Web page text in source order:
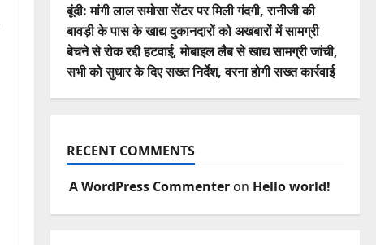
बूंदी: मांगी लाल समोसा सेंटर पर मिली गंदगी, रानीजी की
बावड़ी के पास के खाद्य दुकानदारों को अखबारों में सामग्री
बेचने से रोक रद्दी हटवाई, मोबाइल लैब से खाद्य सामग्री जांची,
सभी को सुधार के दिए सख्त निर्देश, वरना होगी सख्त कार्रवाई
RECENT COMMENTS
A WordPress Commenteron Hello world!